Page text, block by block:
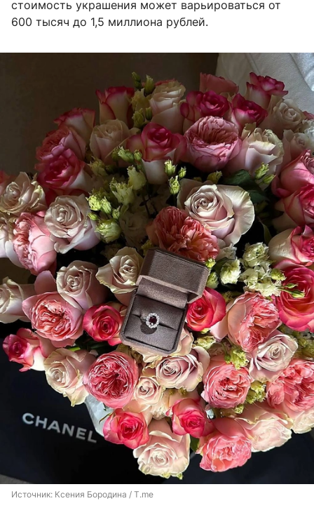
стоимость украшения может варьироваться от
600 тысяч до 1,5 миллиона рублей.
Источник: Ксения Бородина / T.me